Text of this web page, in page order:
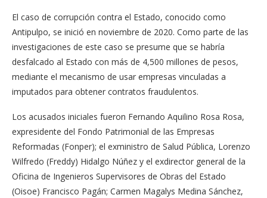
El caso de corrupción contra el Estado, conocido como
Antipulpo, se inició en noviembre de 2020. Como parte de las
investigaciones de este caso se presume que se habría
desfalcado al Estado con más de 4,500 millones de pesos,
mediante el mecanismo de usar empresas vinculadas a
imputados para obtener contratos fraudulentos.
Los acusados iniciales fueron Fernando Aquilino Rosa Rosa,
expresidente del Fondo Patrimonial de las Empresas
Reformadas (Fonper); el exministro de Salud Pública, Lorenzo
Wilfredo (Freddy) Hidalgo Núñez y el exdirector general de la
Oficina de Ingenieros Supervisores de Obras del Estado
(Oisoe) Francisco Pagán; Carmen Magalys Medina Sánchez,